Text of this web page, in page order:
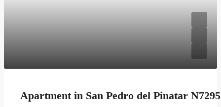
Apartment in San Pedro del Pinatar N7295